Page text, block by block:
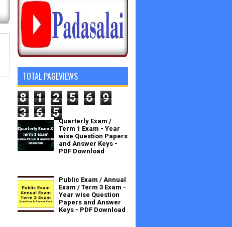
TOTAL PAGEVIEWS
8 1 2 5 6
9
3
6 5
Quarterly Exam /
Term 1 Exam - Year
wise Question Papers
and Answer Keys -
PDF Download
Public Exam / Annual
Exam / Term 3 Exam -
Year wise Question
Papers and Answer
Keys - PDF Download